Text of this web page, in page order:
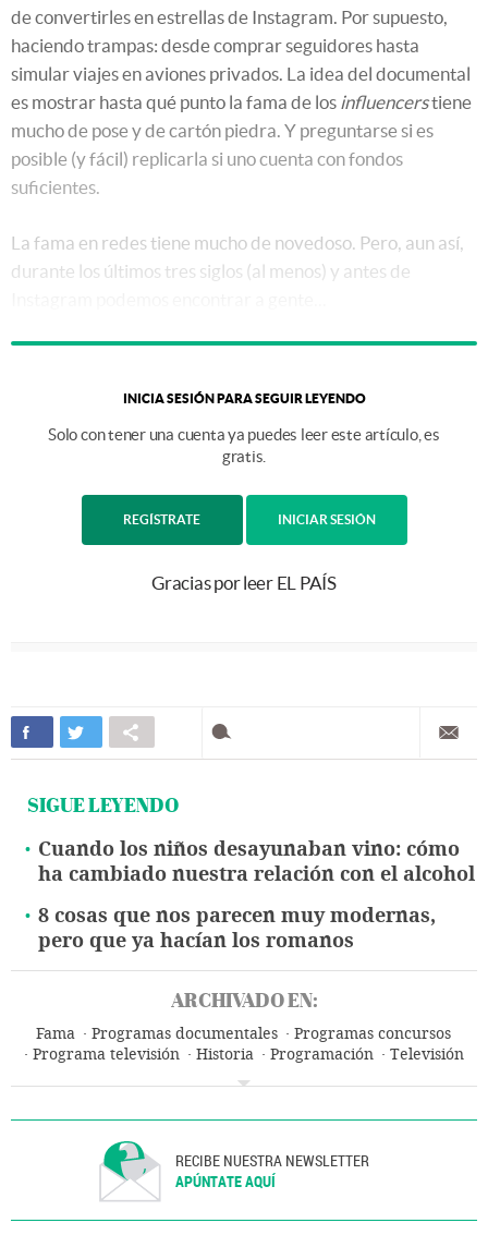
de convertirles en estrellas de Instagram. Por supuesto,
haciendo trampas: desde comprar seguidores hasta
simular viajes en aviones privados. La idea del documental
es mostrar hasta qué punto la fama de los influencerstiene
mucho de pose y de cartón piedra. Y preguntarse si es
posible (y fácil) replicarla si uno cuenta con fondos
suficientes.
La fama en redes tiene mucho de novedoso. Pero, aun así,
durante los últimos tres siglos (al menos) y antes de
INICIA SESIÓN PARA SEGUIR LEYENDO
Solo con tener una cuenta ya puedes leer este artículo, es
gratis.
REGÍSTRATE INICIAR SESIÓN
Gracias por leer EL PAÍS
SIGUE LEYENDO
Cuando los niños desayunaban vino: cómo
ha cambiado nuestra relación con el alcohol
8 cosas que nos parecen muy modernas,
pero que ya hacían los romanos
ARCHIVADO EN:
Fama Programas documentales
Programas concursos
Programa televisión
Historia Programación
Televisión
RECIBE NUESTRA NEWSLETTER
APÚNTATE AQUÍ